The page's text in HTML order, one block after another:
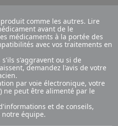
comme les autres. Lire
avant de le
médicaments à la portée des
avec vos traitements en
s'aggravent ou si de
demandez l'avis de votre
par voie électronique, votre
ne peut être alimenté par le
et de conseils,
notre équipe.